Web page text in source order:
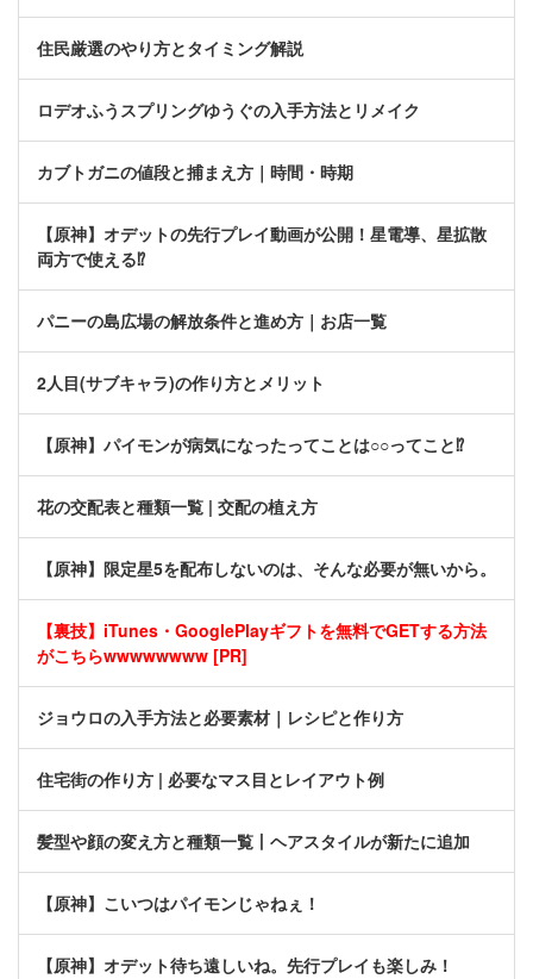
住民厳選のやり方とタイミング解説
ロデオふうスプリングゆうぐの入手方法とリメイク
カブトガニの値段と捕まえ方｜時間・時期
【原神】オデットの先行プレイ動画が公開！星電導、星拡散
両方で使える⁉
パニーの島広場の解放条件と進め方｜お店一覧
2人目(サブキャラ)の作り方とメリット
【原神】パイモンが病気になったってことは○○ってこと⁉
花の交配表と種類一覧 | 交配の植え方
【原神】限定星5を配布しないのは、そんな必要が無いから。
【裏技】iTunes・GooglePlayギフトを無料でGETする方法
がこちらwwwwwwww [PR]
ジョウロの入手方法と必要素材｜レシピと作り方
住宅街の作り方 | 必要なマス目とレイアウト例
髪型や顔の変え方と種類一覧丨ヘアスタイルが新たに追加
【原神】こいつはパイモンじゃねぇ！
【原神】オデット待ち遠しいね。先行プレイも楽しみ！